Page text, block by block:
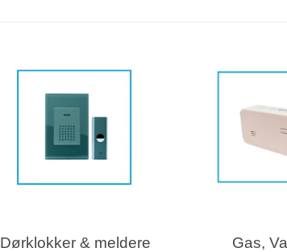
Dørklokker & meldere
Gas,